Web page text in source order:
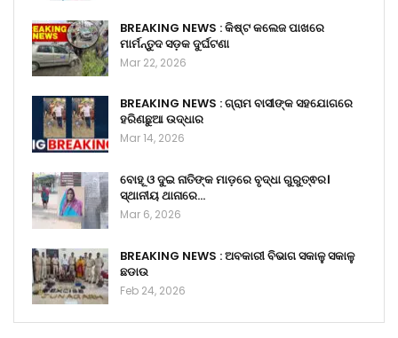
BREAKING NEWS : କିଷ୍ଟ କଲେଜ ପାଖରେ
ମାର୍ମନ୍ତୁଦ ସଡ଼କ ଦୁର୍ଘଟଣା
Mar 22, 2026
BREAKING NEWS : ଗ୍ରାମ ବାସୀଙ୍କ ସହଯୋଗରେ
ହରିଣଛୁଆ ଉଦ୍ଧାର
Mar 14, 2026
ବୋହୂ ଓ ଦୁଇ ନାତିଙ୍କ ମାଡ଼ରେ ବୃଦ୍ଧା ଗୁରୁତ୍ଵର।
ସ୍ଥାନୀୟ ଥାନାରେ…
Mar 6, 2026
BREAKING NEWS : ଅବକାରୀ ବିଭାଗ ସକାଳୁ ସକାଳୁ
ଛଡାଉ
Feb 24, 2026